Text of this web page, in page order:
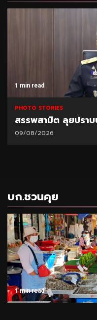
1 min read
PHOTO STORIES
สรรพสามิต ลุยปรา
09/08/2026
บก.ชวนคุย
1 min read